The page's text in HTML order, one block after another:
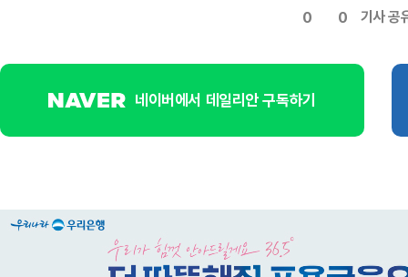
0 0 기사 공
네이버에서 데일리안 구독하기